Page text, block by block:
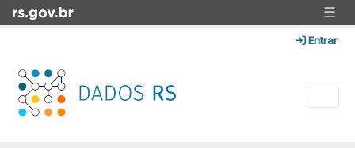
Skip to main content ☰
Entrar